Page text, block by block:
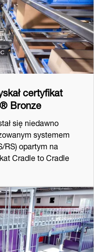
certyfikat
Bronze
się niedawno
systemem
RS) opartym na
Cradle to Cradle